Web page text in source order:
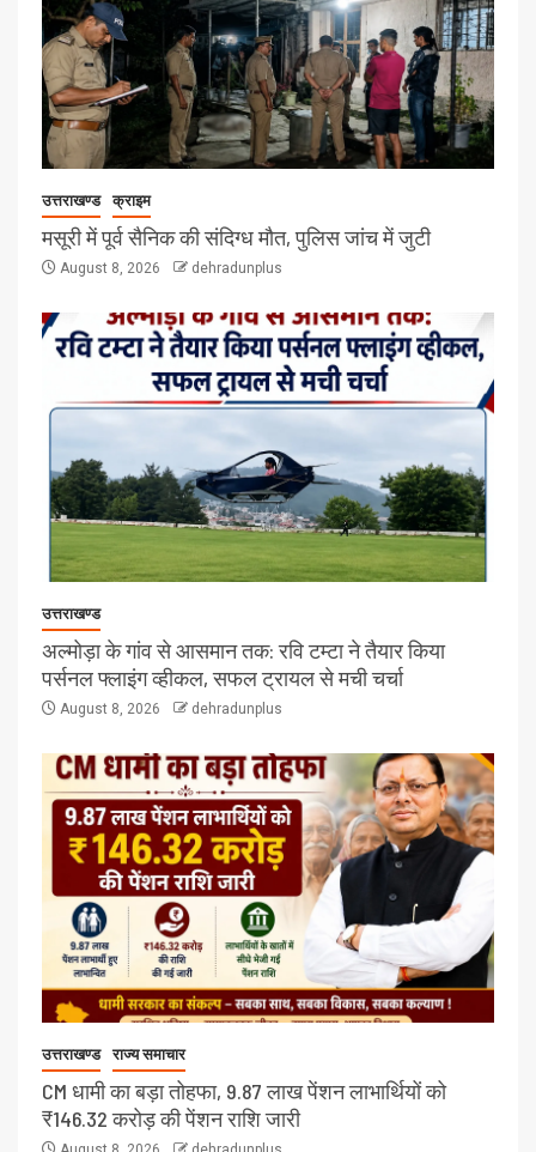
उत्तराखण्ड क्राइम
मसूरी में पूर्व सैनिक की संदिग्ध मौत, पुलिस जांच में जुटी
August 8, 2026 dehradunplus
उत्तराखण्ड
अल्मोड़ा के गांव से आसमान तक: रवि टम्टा ने तैयार किया
पर्सनल फ्लाइंग व्हीकल, सफल ट्रायल से मची चर्चा
August 8, 2026 dehradunplus
उत्तराखण्ड राज्य समाचार
CM धामी का बड़ा तोहफा, 9.87 लाख पेंशन लाभार्थियों को
₹146.32 करोड़ की पेंशन राशि जारी